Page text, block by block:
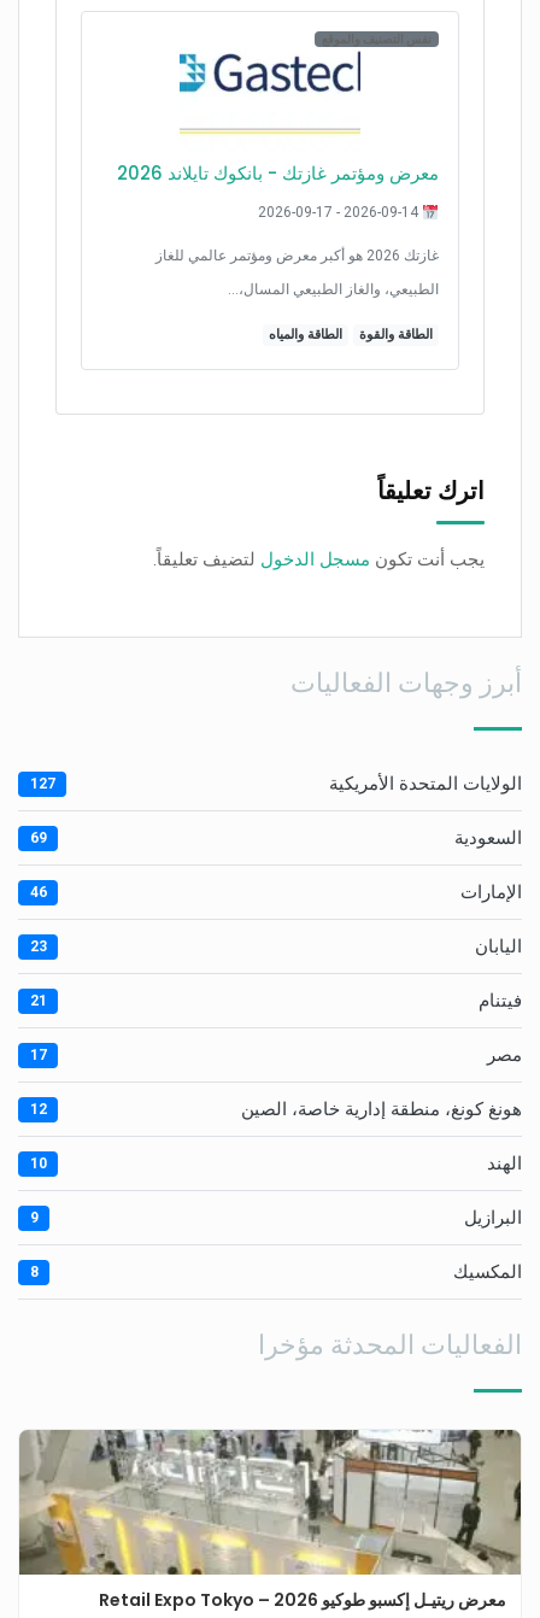
نفس التصنيف والموقع
معرض ومؤتمر غازتك - بانكوك تايلاند 2026
غازتك 2026 هو أكبر معرض ومؤتمر عالمي للغاز
الطبيعي، والغاز الطبيعي المسال،…
الطاقة والقوة الطاقة والمياه
اترك تعليقاً
يجب أنت تكون مسجل الدخول لتضيف تعليقاً.
أبرز وجهات الفعاليات
الولايات المتحدة الأمريكية 127
السعودية 69
الإمارات 46
اليابان 23
فيتنام 21
مصر 17
هونغ كونغ، منطقة إدارية خاصة، الصين 12
الهند 10
البرازيل 9
المكسيك 8
الفعاليات المحدثة مؤخرا
معرض ريتيـل إكسبو طوكيو 2026 – Retail Expo Tokyo